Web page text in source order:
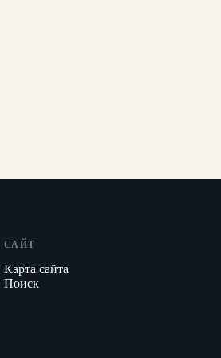
САЙТ
Карта сайта
Поиск